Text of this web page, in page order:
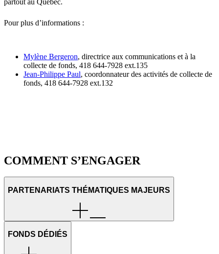
Pour plus d’informations :
Mylène Bergeron, directrice aux communications et à la
collecte de fonds, 418 644-7928 ext.135
Jean-Philippe Paul, coordonnateur des activités de collecte de
fonds, 418 644-7928 ext.132
COMMENT S’ENGAGER
PARTENARIATS THÉMATIQUES MAJEURS
FONDS DÉDIÉS